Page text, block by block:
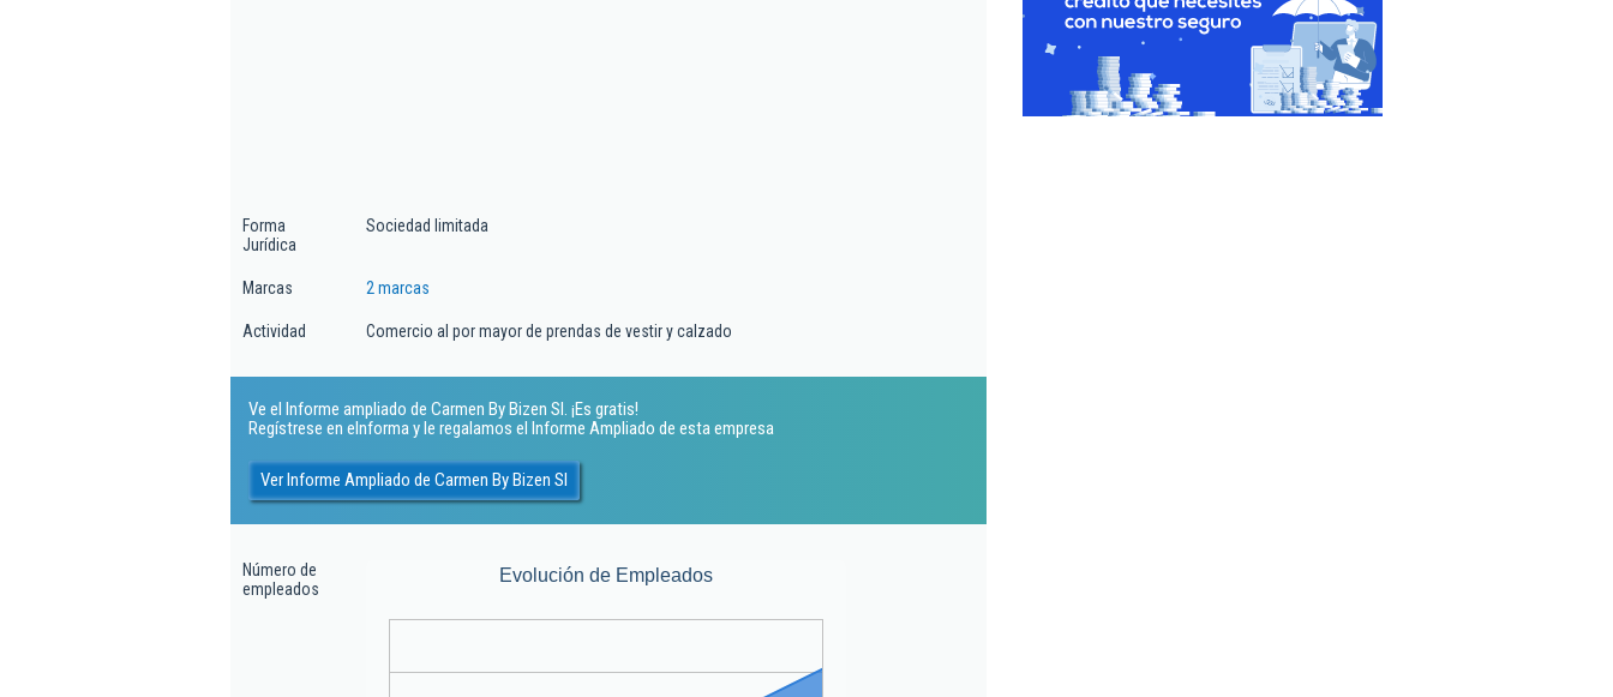
Forma
Jurídica
Sociedad limitada
Marcas 2 marcas
Actividad Comercio al por mayor de prendas de vestir y calzado
Ve el Informe ampliado de Carmen By Bizen Sl. ¡Es gratis!
Regístrese en eInforma y le regalamos el Informe Ampliado de esta empresa
Ver Informe Ampliado de Carmen By Bizen Sl
Número de
empleados
Evolución de Empleados